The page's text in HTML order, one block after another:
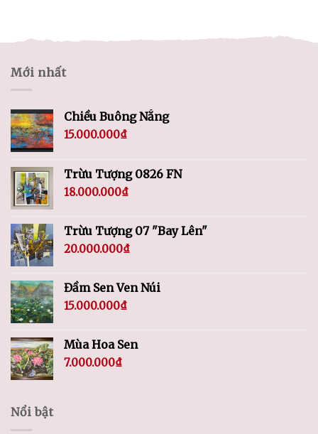
Mới nhất
Chiều Buông Nắng
15.000.000₫
Trừu Tượng 0826 FN
18.000.000₫
Trừu Tượng 07 "Bay Lên"
20.000.000₫
Đầm Sen Ven Núi
15.000.000₫
Mùa Hoa Sen
7.000.000₫
Nổi bật